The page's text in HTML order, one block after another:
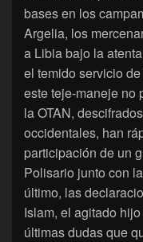
bases en los
Argelia, los
a Libia bajo la
el temido servicio
este teje-maneje no
la OTAN,
occidentales, han
participación de un
Polisario junto con
último, las
Islam, el agitado
últimas dudas que